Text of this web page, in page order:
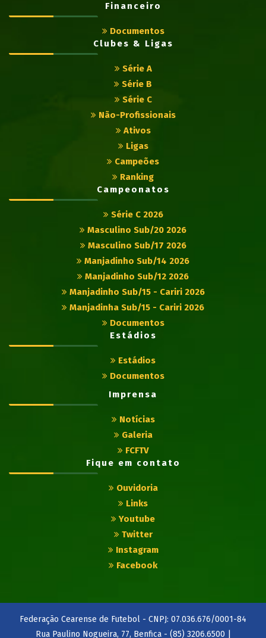
Financeiro
Documentos
Clubes & Ligas
Série A
Série B
Série C
Não-Profissionais
Ativos
Ligas
Campeões
Ranking
Campeonatos
Série C 2026
Masculino Sub/20 2026
Masculino Sub/17 2026
Manjadinho Sub/14 2026
Manjadinho Sub/12 2026
Manjadinho Sub/15 - Cariri 2026
Manjadinha Sub/15 - Cariri 2026
Documentos
Estádios
Estádios
Documentos
Imprensa
Notícias
Galeria
FCFTV
Fique em contato
Ouvidoria
Links
Youtube
Twitter
Instagram
Facebook
Federação Cearense de Futebol - CNPJ: 07.036.676/0001-84
Rua Paulino Nogueira, 77, Benfica - (85) 3206.6500 |